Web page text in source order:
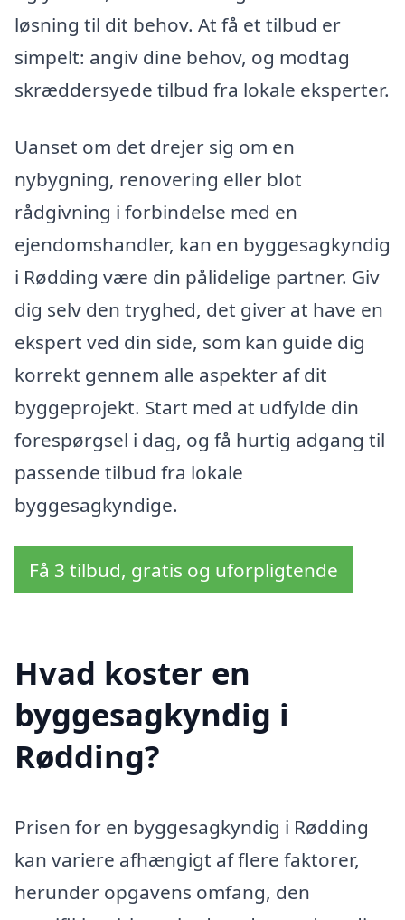
løsning til dit behov. At få et tilbud er
simpelt: angiv dine behov, og modtag
skræddersyede tilbud fra lokale eksperter.
Uanset om det drejer sig om en
nybygning, renovering eller blot
rådgivning i forbindelse med en
ejendomshandler, kan en byggesagkyndig
i Rødding være din pålidelige partner. Giv
dig selv den tryghed, det giver at have en
ekspert ved din side, som kan guide dig
korrekt gennem alle aspekter af dit
byggeprojekt. Start med at udfylde din
forespørgsel i dag, og få hurtig adgang til
passende tilbud fra lokale
byggesagkyndige.
Få 3 tilbud, gratis og uforpligtende
Hvad koster en
byggesagkyndig i
Rødding?
Prisen for en byggesagkyndig i Rødding
kan variere afhængigt af flere faktorer,
herunder opgavens omfang, den